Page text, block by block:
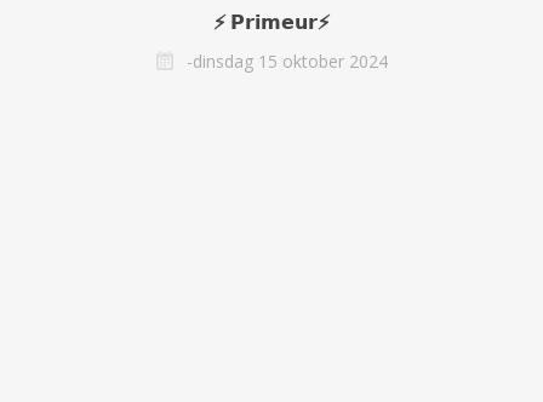
⚡️ 𝗣𝗿𝗶𝗺𝗲𝘂𝗿⚡️
-dinsdag 15 oktober 2024